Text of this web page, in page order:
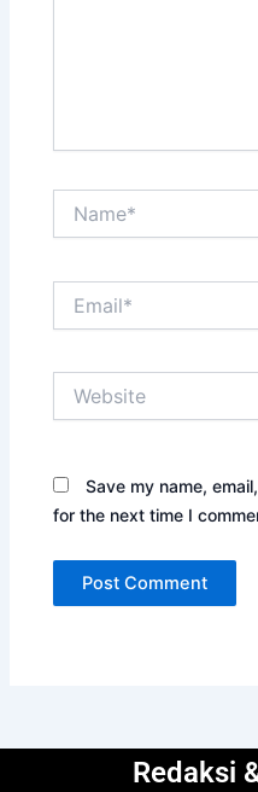
Save my name,
for the next time I
Redaksi